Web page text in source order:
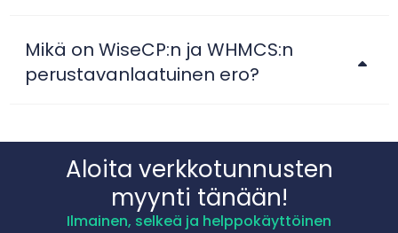
Mikä on WiseCP:n ja WHMCS:n
perustavanlaatuinen ero?
Aloita verkkotunnusten
myynti tänään!
Ilmainen, selkeä ja helppokäyttöinen